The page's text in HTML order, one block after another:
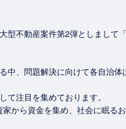
不動産案件第2弾としまして
、問題解決に向けて各自治
注目を集めております。
から資金を集め、社会に眠る